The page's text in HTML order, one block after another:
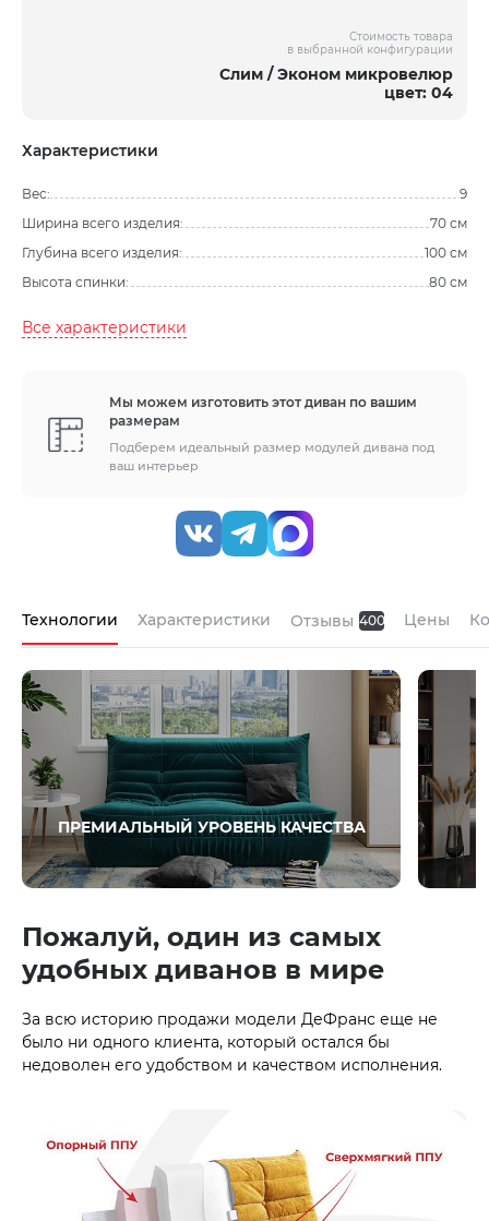
Стоимость товара
в выбранной конфигурации
Слим / Эконом микровелюр
цвет: 04
Характеристики
Вес:
9
Ширина всего изделия:
70 см
Глубина всего изделия:
100 см
Высота спинки:
80 см
Все характеристики
Мы можем изготовить этот диван по вашим
размерам
Подберем идеальный размер модулей дивана под
ваш интерьер
Технологии Характеристики Отзывы 400 Цены
ПРЕМИАЛЬНЫЙ УРОВЕНЬ КАЧЕСТВА
Пожалуй, один из самых
удобных диванов в мире
За всю историю продажи модели ДеФранс еще не
было ни одного клиента, который остался бы
недоволен его удобством и качеством исполнения.